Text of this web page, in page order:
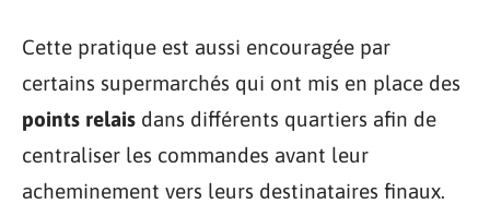
Cette pratique est aussi encouragée par
certains supermarchés qui ont mis en place des
points relais dans différents quartiers afin de
centraliser les commandes avant leur
acheminement vers leurs destinataires finaux.